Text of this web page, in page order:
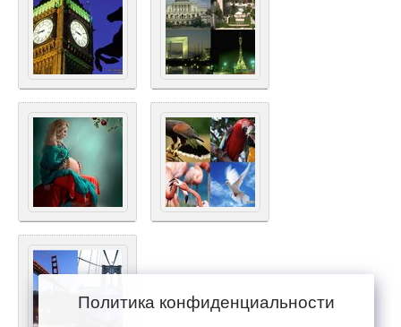
Политика конфиденциальности